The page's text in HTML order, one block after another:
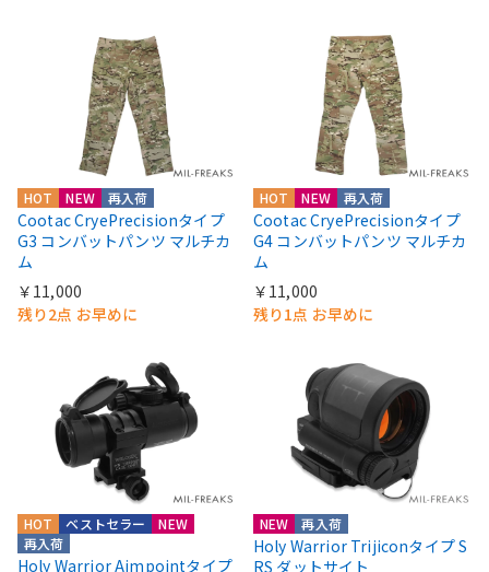
HOT NEW 再入荷
Cootac CryePrecisionタイプ
G3 コンバットパンツ マルチカ
ム
￥11,000
残り2点 お早めに
HOT NEW 再入荷
Cootac CryePrecisionタイプ
G4 コンバットパンツ マルチカ
ム
￥11,000
残り1点 お早めに
HOT
NEW
再入荷
ベストセラー
Holy Warrior Aimpointタイプ
NEW 再入荷
Holy Warrior Trijiconタイプ S
RS ダットサイト